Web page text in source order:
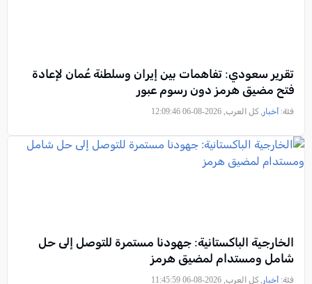
تقرير سعودي: تفاهمات بين إيران وسلطنة عُمان لإعادة
فتح مضيق هرمز دون رسوم عبور
فئة: أخبار , كل العرب, 2026-08-06 12:09:46
الخارجية الباكستانية: جهودنا مستمرة للتوصل إلى حل
شامل ومستدام لمضيق هرمز
فئة: أخبار , كل العرب, 2026-08-06 11:45:59